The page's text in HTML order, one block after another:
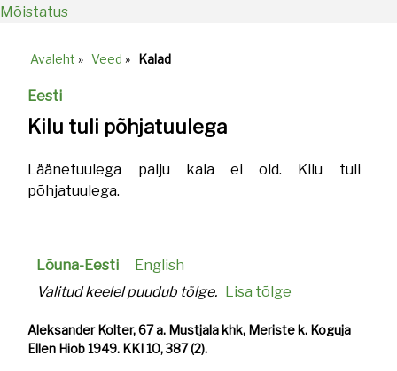
Mõistatus
Avaleht » Veed » Kalad
Eesti
Kilu tuli põhjatuulega
Läänetuulega palju kala ei old. Kilu tuli
põhjatuulega.
Lõuna-Eesti
English
Valitud keelel puudub tõlge. Lisa tõlge
Aleksander Kolter, 67 a. Mustjala khk, Meriste k. Koguja
Ellen Hiob 1949. KKI 10, 387 (2).